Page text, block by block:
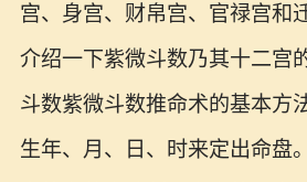
宫、身宫、财帛宫、官禄宫和
介绍一下紫微斗数乃其十二宫
斗数紫微斗数推命术的基本方
生年、月、日、时来定出命盘